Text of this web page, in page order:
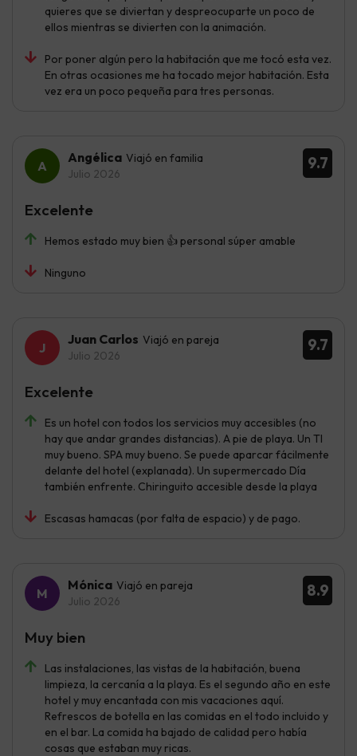
quieres que se diviertan y despreocuparte un poco de
ellos mientras se divierten con la animación.
Por poner algún pero la habitación que me tocó esta vez.
En otras ocasiones me ha tocado mejor habitación. Esta
vez era un poco pequeña para tres personas.
9.7
Angélica Viajó en familia
Julio 2026
Hemos estado muy bien 👍 personal súper amable
Ninguno
Excelente
9.7
Juan Carlos Viajó en pareja
Julio 2026
Es un hotel con todos los servicios muy accesibles (no
hay que andar grandes distancias). A pie de playa. Un TI
muy bueno. SPA muy bueno. Se puede aparcar fácilmente
delante del hotel (explanada). Un supermercado Día
también enfrente. Chiringuito accesible desde la playa
Escasas hamacas (por falta de espacio) y de pago.
Excelente
8.9
Mónica Viajó en pareja
Julio 2026
Las instalaciones, las vistas de la habitación, buena
limpieza, la cercanía a la playa. Es el segundo año en este
hotel y muy encantada con mis vacaciones aquí.
Refrescos de botella en las comidas en el todo incluido y
en el bar. La comida ha bajado de calidad pero había
cosas que estaban muy ricas.
Muy bien